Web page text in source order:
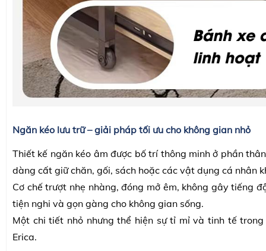
Ngăn kéo lưu trữ – giải pháp tối ưu cho không gian nhỏ
Thiết kế ngăn kéo âm được bố trí thông minh ở phần
dàng cất giữ chăn, gối, sách hoặc các vật dụng cá nhân
Cơ chế trượt nhẹ nhàng, đóng mở êm, không gây tiếng
tiện nghi và gọn gàng cho không gian sống.
Một chi tiết nhỏ nhưng thể hiện sự tỉ mỉ và tinh tế
Erica.